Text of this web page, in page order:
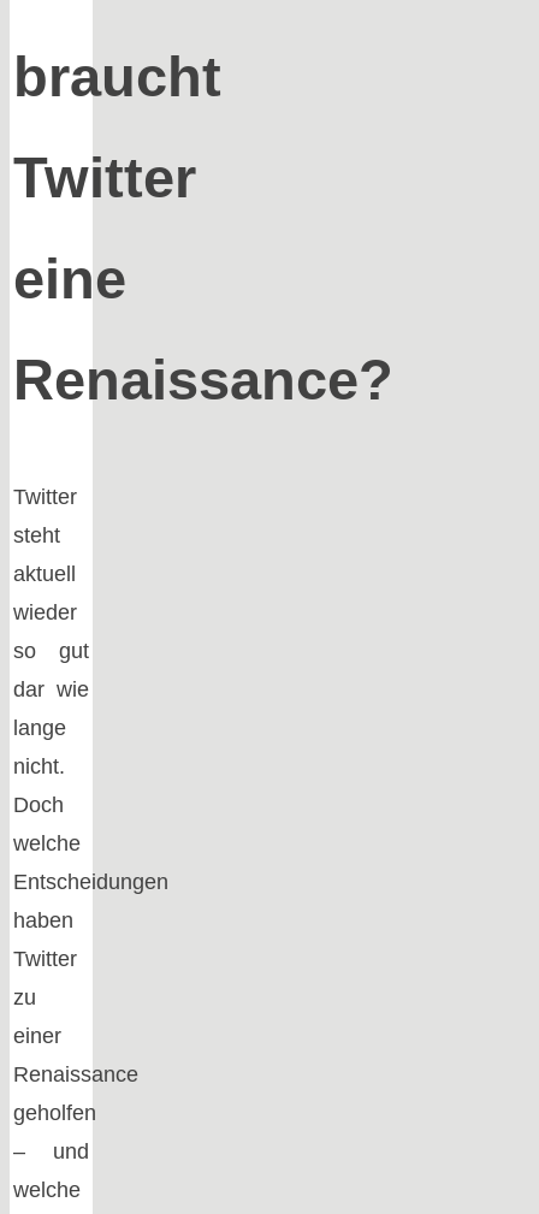
braucht
Twitter
eine
Renaissance?
Twitter
steht
aktuell
wieder
so gut
dar wie
lange
nicht.
Doch
welche
Entscheidungen
haben
Twitter
zu
einer
Renaissance
geholfen
– und
welche